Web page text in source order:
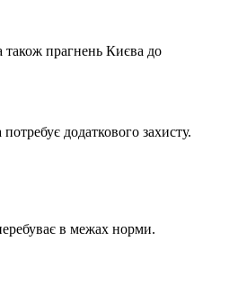
також прагнень Києва до
додаткового захисту.
в межах норми.